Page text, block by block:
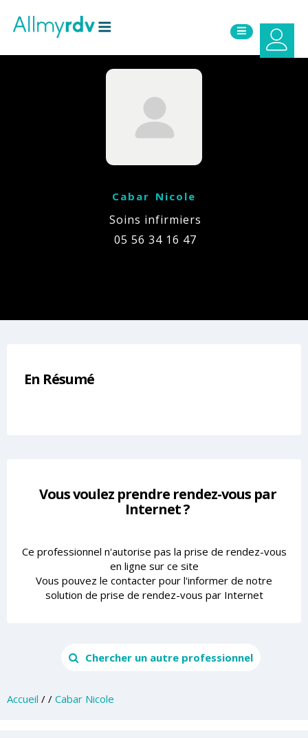
Cabar Nicole
Soins infirmiers
05 56 34 16 47
En Résumé
Vous voulez prendre rendez-vous par
Internet ?
Ce professionnel n'autorise pas la prise de rendez-vous
en ligne sur ce site
Vous pouvez le contacter pour l'informer de notre
solution de prise de rendez-vous par Internet
Chercher un autre professionnel
Accueil / / Cabar Nicole